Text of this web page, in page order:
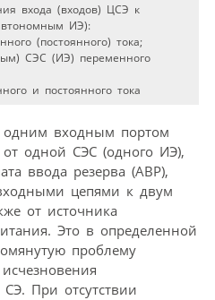
входа (входов) ЦСЭ к
ИЭ):
(постоянного) тока;
СЭС (ИЭ) переменного
и постоянного тока
одним входным портом
одной СЭС (одного ИЭ),
ввода резерва (АВР),
цепями к двум
от источника
Это в определенной
проблему
При отсутствии